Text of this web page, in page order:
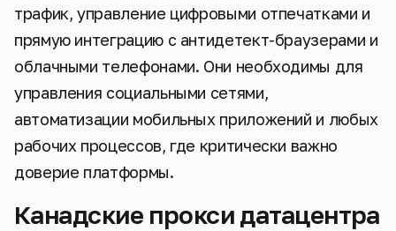
трафик, управление цифровыми отпечатками и
прямую интеграцию с антидетект-браузерами и
облачными телефонами. Они необходимы для
управления социальными сетями,
автоматизации мобильных приложений и любых
рабочих процессов, где критически важно
доверие платформы.
Канадские прокси датацентра